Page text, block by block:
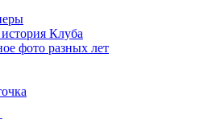
Клуба
фото разных лет